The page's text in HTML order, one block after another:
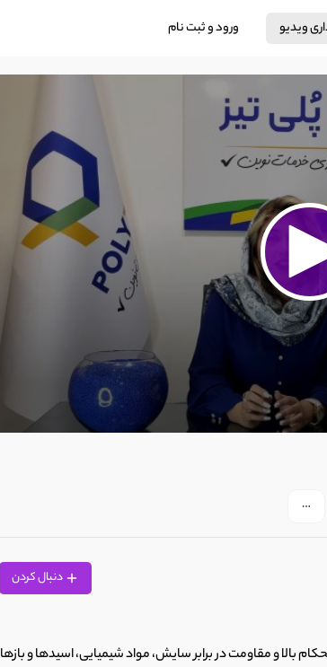
ویدیو ورود و ثبت نام
دنبال کردن
بالا و مقاومت در برابر سایش، مواد شیمیایی، اسیدها و بازها